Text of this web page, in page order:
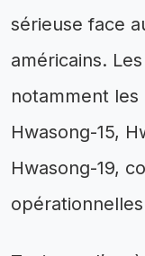
sérieuse face
américains.
notamment
Hwasong-15,
Hwasong-19,